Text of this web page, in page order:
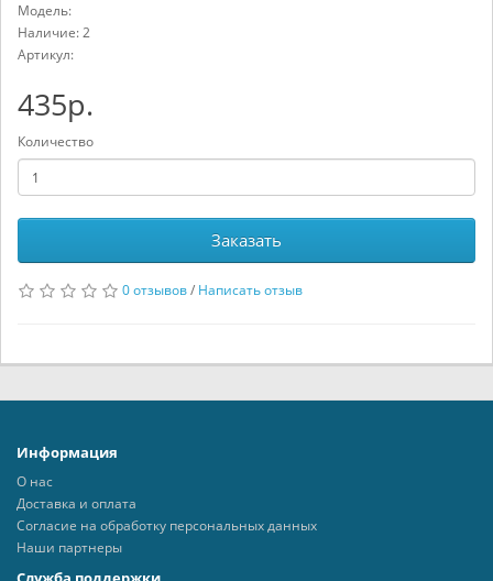
Модель:
Наличие: 2
Артикул:
435р.
Количество
Заказать
0 отзывов/ Написать отзыв
Информация
О нас
Доставка и оплата
Согласие на обработку персональных данных
Наши партнеры